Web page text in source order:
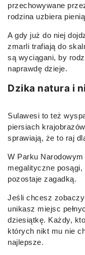
przechowywane
rodzina uzbiera
A gdy już do niej
zmarli trafiają do
są wyciągani, by
naprawdę dzieje.
Dzika natura i
Sulawesi to też
piersiach
sprawiają, że to raj
W Parku
megalityczne
pozostaje zagadką.
Jeśli chcesz
unikasz miejsc
dziesiątkę. Każdy,
których nikt mu nie
najlepsze.